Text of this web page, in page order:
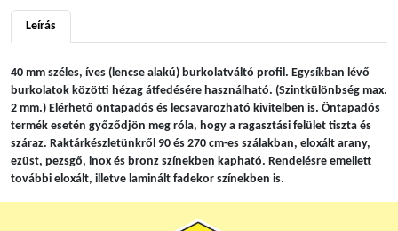
Leírás
40 mm széles, íves (lencse alakú) burkolatváltó profil. Egysíkban lévő
burkolatok közötti hézag átfedésére használható. (Szintkülönbség max.
2 mm.) Elérhető öntapadós és lecsavarozható kivitelben is. Öntapadós
termék esetén győződjön meg róla, hogy a ragasztási felület tiszta és
száraz. Raktárkészletünkről 90 és 270 cm-es szálakban, eloxált arany,
ezüst, pezsgő, inox és bronz színekben kapható. Rendelésre emellett
további eloxált, illetve laminált fadekor színekben is.